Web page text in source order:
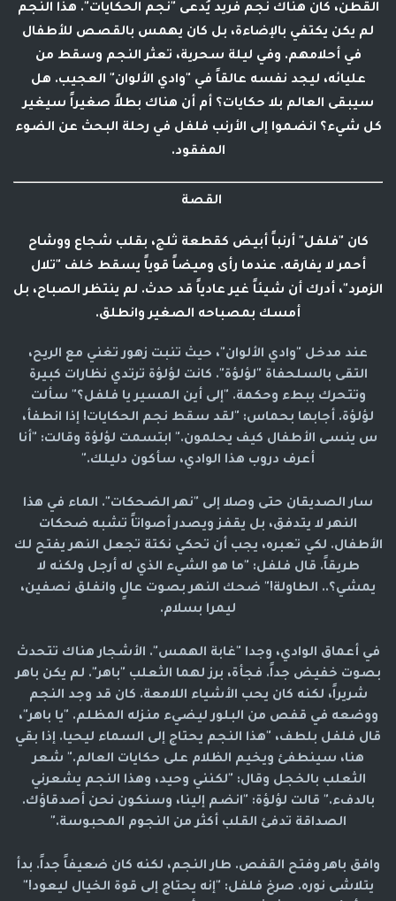
القطن، كان هناك نجم فريد يُدعى "نجم الحكايات". هذا النجم
لم يكن يكتفي بالإضاءة، بل كان يهمس بالقصص للأطفال
في أحلامهم. وفي ليلة سحرية، تعثر النجم وسقط من
عليائه، ليجد نفسه عالقاً في "وادي الألوان" العجيب. هل
سيبقى العالم بلا حكايات؟ أم أن هناك بطلاً صغيراً سيغير
كل شيء؟ انضموا إلى الأرنب فلفل في رحلة البحث عن الضوء
المفقود.
القصة
كان "فلفل" أرنباً أبيض كقطعة ثلج، بقلب شجاع ووشاح
أحمر لا يفارقه. عندما رأى وميضاً قوياً يسقط خلف "تلال
الزمرد"، أدرك أن شيئاً غير عادياً قد حدث. لم ينتظر الصباح، بل
أمسك بمصباحه الصغير وانطلق.
عند مدخل "وادي الألوان"، حيث تنبت زهور تغني مع الريح،
التقى بالسلحفاة "لؤلؤة". كانت لؤلؤة ترتدي نظارات كبيرة
وتتحرك ببطء وحكمة. "إلى أين المسير يا فلفل؟" سألت
لؤلؤة. أجابها بحماس: "لقد سقط نجم الحكايات! إذا انطفأ،
س ينسى الأطفال كيف يحلمون." ابتسمت لؤلؤة وقالت: "أنا
أعرف دروب هذا الوادي، سأكون دليلك."
سار الصديقان حتى وصلا إلى "نهر الضحكات". الماء في هذا
النهر لا يتدفق، بل يقفز ويصدر أصواتاً تشبه ضحكات
الأطفال. لكي تعبره، يجب أن تحكي نكتة تجعل النهر يفتح لك
طريقاً. قال فلفل: "ما هو الشيء الذي له أرجل ولكنه لا
يمشي؟.. الطاولة!" ضحك النهر بصوت عالٍ وانفلق نصفين،
ليمرا بسلام.
في أعماق الوادي، وجدا "غابة الهمس". الأشجار هناك تتحدث
بصوت خفيض جداً. فجأة، برز لهما الثعلب "باهر". لم يكن باهر
شريراً، لكنه كان يحب الأشياء اللامعة. كان قد وجد النجم
ووضعه في قفص من البلور ليضيء منزله المظلم. "يا باهر"،
قال فلفل بلطف، "هذا النجم يحتاج إلى السماء ليحيا. إذا بقي
هنا، سينطفئ ويخيم الظلام على حكايات العالم." شعر
الثعلب بالخجل وقال: "لكنني وحيد، وهذا النجم يشعرني
بالدفء." قالت لؤلؤة: "انضم إلينا، وسنكون نحن أصدقاؤك.
الصداقة تدفئ القلب أكثر من النجوم المحبوسة."
وافق باهر وفتح القفص. طار النجم، لكنه كان ضعيفاً جداً. بدأ
يتلاشى نوره. صرخ فلفل: "إنه يحتاج إلى قوة الخيال ليعود!"